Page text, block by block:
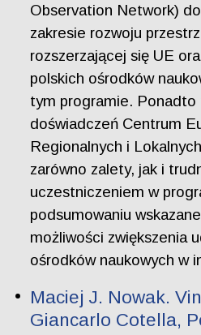
Observation Network)
zakresie rozwoju
rozszerzającej się UE
polskich ośrodków
tym programie. Ponadto
doświadczeń Centrum
Regionalnych i
zarówno zalety, jak i
uczestniczeniem w
podsumowaniu
możliwości zwiększenia
ośrodków naukowych w
Maciej J. Nowak.
Giancarlo Cotella,